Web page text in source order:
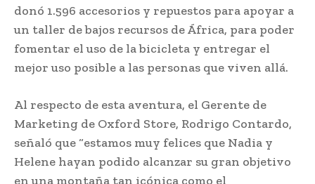
donó 1.596 accesorios y repuestos para apoyar a
un taller de bajos recursos de África, para poder
fomentar el uso de la bicicleta y entregar el
mejor uso posible a las personas que viven allá.
Al respecto de esta aventura, el Gerente de
Marketing de Oxford Store, Rodrigo Contardo,
señaló que “estamos muy felices que Nadia y
Helene hayan podido alcanzar su gran objetivo
en una montaña tan icónica como el